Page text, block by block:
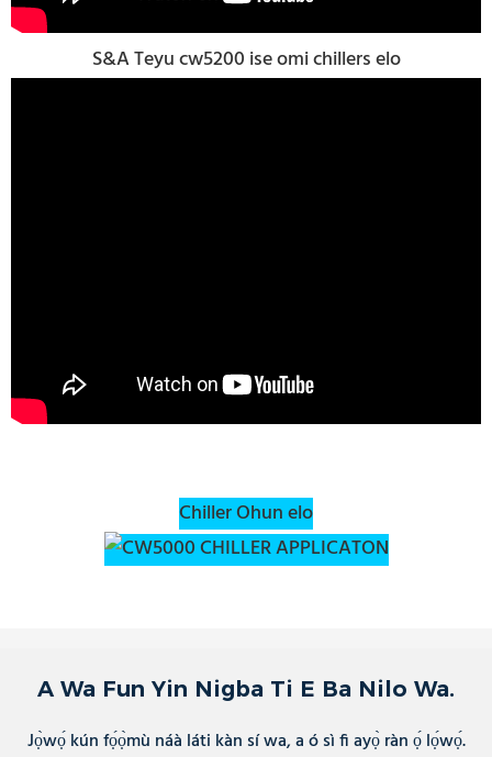
S&A Teyu cw5200 ise omi chillers elo
Chiller Ohun elo
A Wa Fun Yin Nigba Ti E Ba Nilo Wa.
Jọ̀wọ́ kún fọ́ọ̀mù náà láti kàn sí wa, a ó sì fi ayọ̀ ràn ọ́ lọ́wọ́.